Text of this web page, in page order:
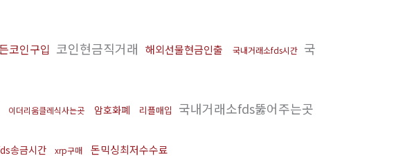
코인구입 코인현금직거래 해외선물현금인출 국내거래소fds시간 국
이더리움클레식사는곳 암호화폐 리플매입 국내거래소fds뚫어주는곳
송금시간 xrp구매
돈믹싱최저수수료